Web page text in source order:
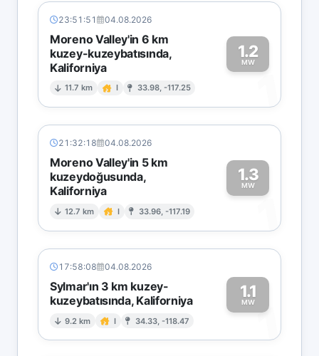
23:51:51 04.08.2026
Moreno Valley'in 6 km
kuzey-kuzeybatısında,
Kaliforniya
11.7 km I 33.98, -117.25
1.2
MW
1
21:32:18 04.08.2026
Moreno Valley'in 5 km
kuzeydoğusunda,
Kaliforniya
12.7 km I 33.96, -117.19
1.3
MW
1
17:58:08 04.08.2026
Sylmar'ın 3 km kuzey-
kuzeybatısında, Kaliforniya
9.2 km I 34.33, -118.47
1.1
MW1